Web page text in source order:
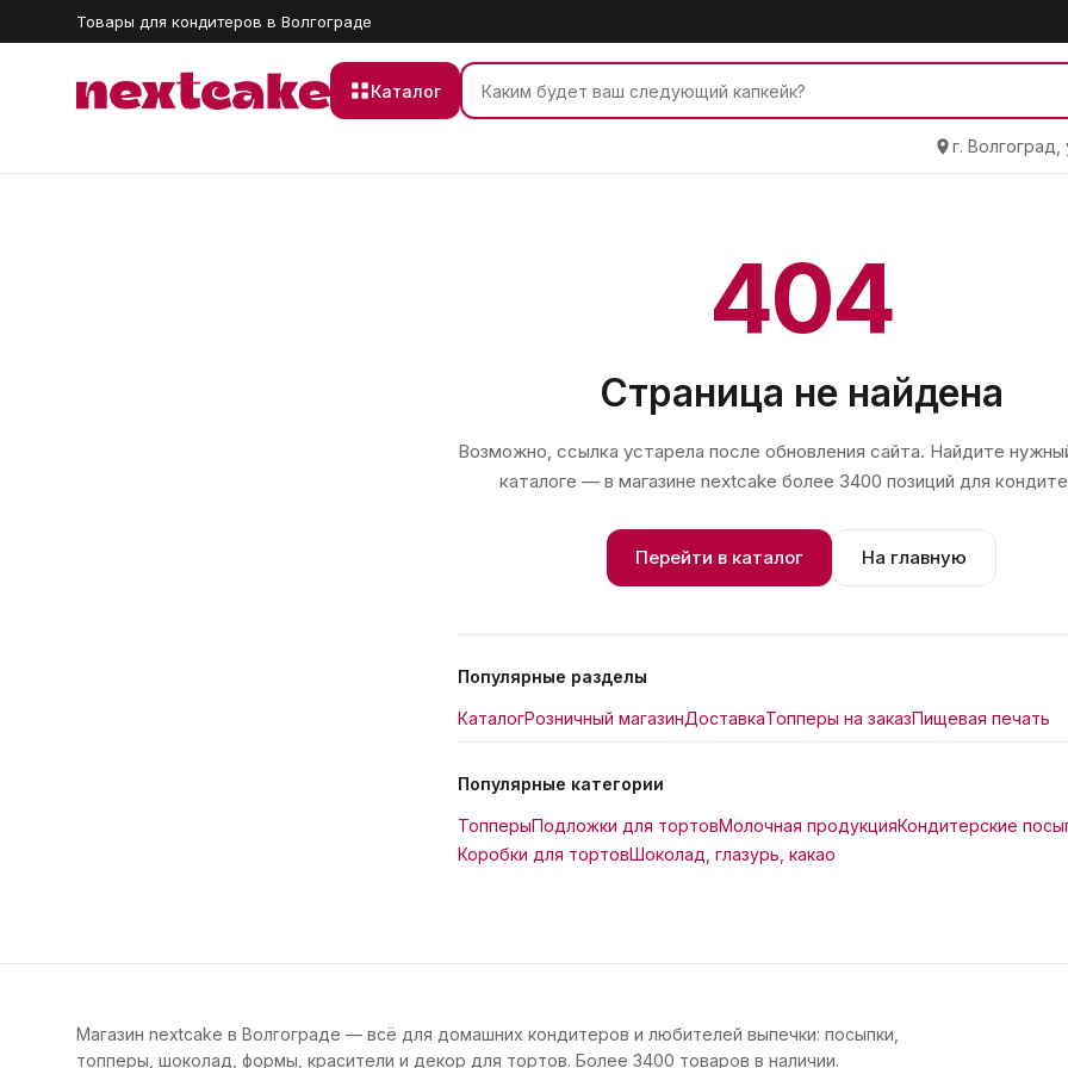
Товары для кондитеров в Волгограде
Каталог
г.
404
Страница не найдена
Возможно, ссылка устарела после обновления сайта. Найдите
каталоге — в магазине nextcake более 3400 позиций для
Перейти в каталог На главную
Популярные разделы
КаталогРозничный магазинДоставкаТопперы на заказПищевая печать
Популярные категории
ТопперыПодложки для тортовМолочная продукцияКондитерские
Коробки для тортовШоколад, глазурь, какао
Магазин nextcake в Волгограде — всё для домашних кондитеров и любителей выпечки: посыпки,
топперы, шоколад, формы, красители и декор для тортов. Более 3400 товаров в наличии.